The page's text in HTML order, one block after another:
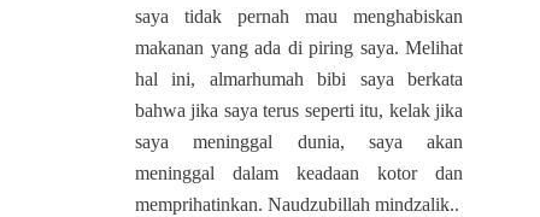
saya tidak pernah mau menghabiskan
makanan yang ada di piring saya. Melihat
hal ini, almarhumah bibi saya berkata
bahwa jika saya terus seperti itu, kelak jika
saya meninggal dunia, saya akan
meninggal dalam keadaan kotor dan
memprihatinkan. Naudzubillah mindzalik..